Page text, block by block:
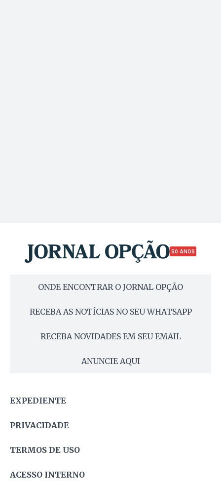
50 ANOS
ONDE ENCONTRAR O JORNAL OPÇÃO
RECEBA AS NOTÍCIAS NO SEU WHATSAPP
RECEBA NOVIDADES EM SEU EMAIL
ANUNCIE AQUI
EXPEDIENTE
PRIVACIDADE
TERMOS DE USO
ACESSO INTERNO